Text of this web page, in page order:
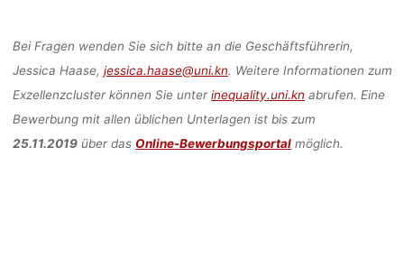
Bei Fragen wenden Sie sich bitte an die Geschäftsführerin,
Jessica Haase, jessica.haase@uni.kn. Weitere Informationen zum
Exzellenzcluster können Sie unter inequality.uni.kn abrufen. Eine
Bewerbung mit allen üblichen Unterlagen ist bis zum
25.11.2019über das Online-Bewerbungsportalmöglich.